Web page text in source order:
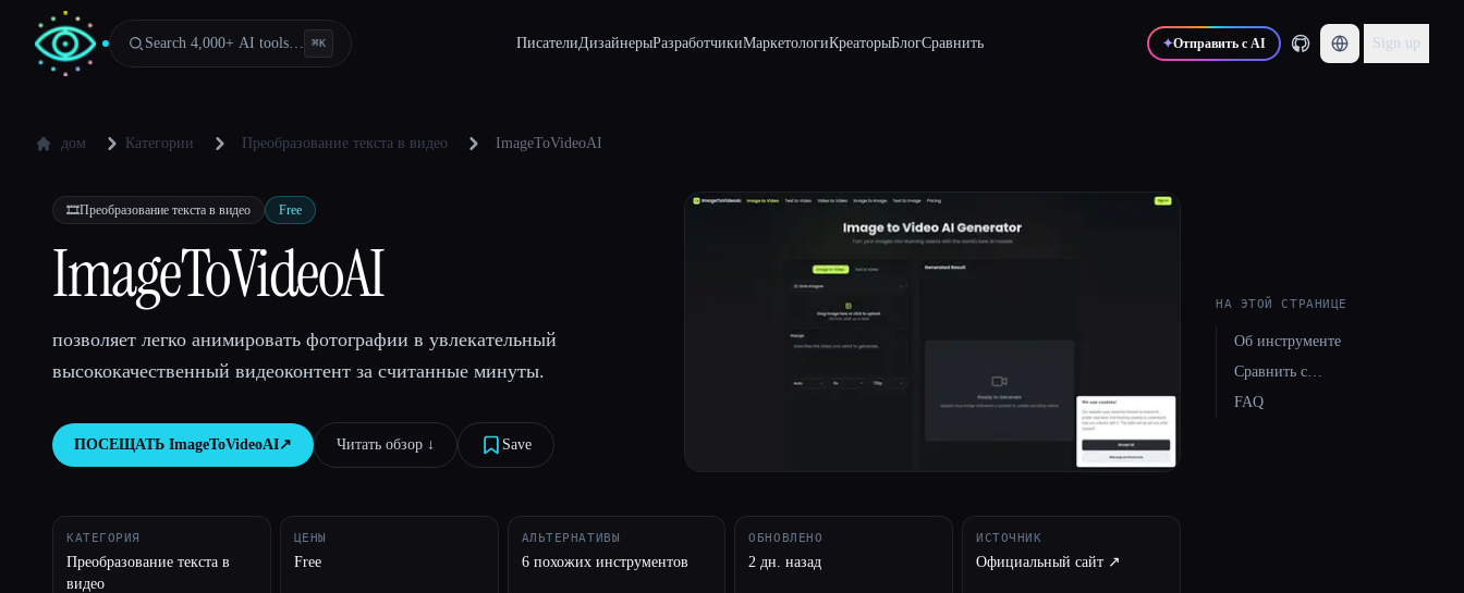
Search 4,000+ AI tools… ⌘K ПисателиДизайнерыРазработчикиМаркетологиКреаторыБлогСравнить ✦Отправить с AI Sign up
дом Категории Преобразование текста в видео ImageToVideoAI
🎞️Преобразование текста в видео Free
ImageToVideoAI
позволяет легко анимировать фотографии в увлекательный
высококачественный видеоконтент за считанные минуты.
ПОСЕЩАТЬ ImageToVideoAI↗︎ Читать обзор ↓︎ Save
КАТЕГОРИЯ
Преобразование текста в
видео
ЦЕНЫ
Free
АЛЬТЕРНАТИВЫ
6 похожих инструментов
ОБНОВЛЕНО
2 дн. назад
ИСТОЧНИК
Официальный сайт ↗︎
НА ЭТОЙ СТРАНИЦЕ
Об инструменте
Сравнить с…
FAQ